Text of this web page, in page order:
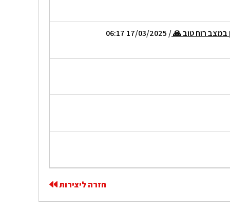
במצב רוח טוב 🙏/ 17/03/2025 06:17
חזרה ליצירות